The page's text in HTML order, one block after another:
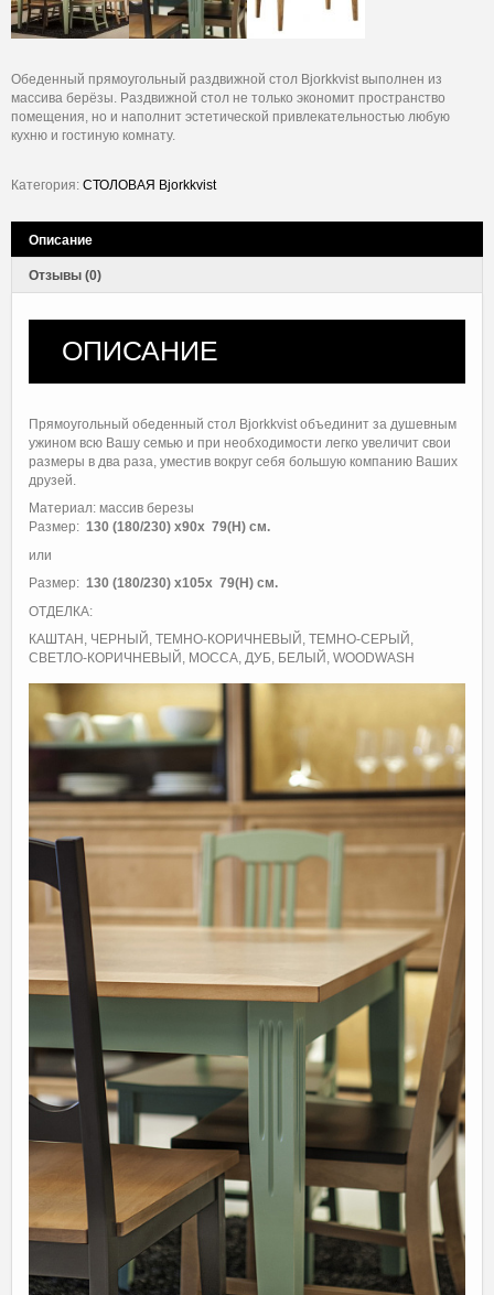
Обеденный прямоугольный раздвижной стол Bjorkkvist выполнен из
массива берёзы. Раздвижной стол не только экономит пространство
помещения, но и наполнит эстетической привлекательностью любую
кухню и гостиную комнату.
Категория: СТОЛОВАЯ Bjorkkvist
Описание
Отзывы (0)
ОПИСАНИЕ
Прямоугольный обеденный стол Bjorkkvist объединит за душевным
ужином всю Вашу семью и при необходимости легко увеличит свои
размеры в два раза, уместив вокруг себя большую компанию Ваших
друзей.
Материал: массив березы
Размер: 130 (180/230) х90х 79(H) см.
или
Размер: 130 (180/230) х105х 79(H) см.
ОТДЕЛКА:
КАШТАН, ЧЕРНЫЙ, ТЕМНО-КОРИЧНЕВЫЙ, ТЕМНО-СЕРЫЙ,
СВЕТЛО-КОРИЧНЕВЫЙ, MOCCA, ДУБ, БЕЛЫЙ, WOODWASH